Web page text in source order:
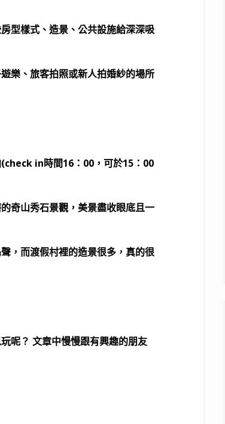
型樣式、造景、公共設施給深深吸
樂、旅客拍照或新人拍婚紗的場所
in時間16：00，可於15：00
奇山秀石景觀，美景盡收眼底且一
，而渡假村裡的造景很多，真的很
呢？ 文章中慢慢跟有興趣的朋友